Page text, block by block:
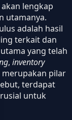
lengkap
utamanya.
adalah hasil
terkait dan
yang telah
, inventory
merupakan pilar
terdapat
untuk